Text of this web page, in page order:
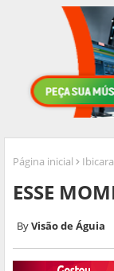
Página inicial
ESSE
Visão de Águia